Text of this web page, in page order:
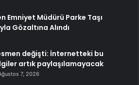
Emniyet Müdürü Parke Taşı
Gözaltına Alındı
değişti: İnternetteki bu
artık paylaşılamayacak
7, 2026